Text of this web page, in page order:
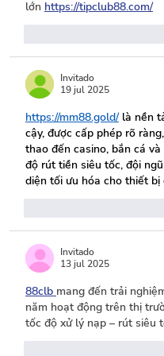
lớn https://tipclub88.com/
Invitado
19 jul 2025
https://mm88.gold/ là nền
cậy, được cấp phép rõ
thao đến casino, bắn cá
độ rút tiền siêu tốc, đội
diện tối ưu hóa cho thiết bị
Invitado
13 jul 2025
88clb mang đến trải
năm hoạt động trên thị
tốc độ xử lý nạp – rút siêu